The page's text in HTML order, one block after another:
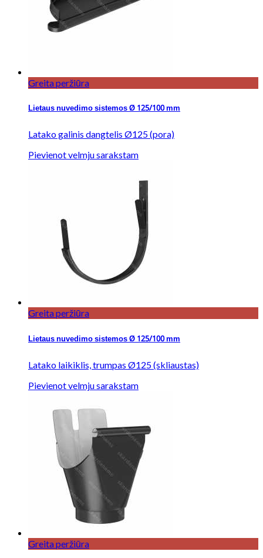
Greita peržiūra
Lietaus nuvedimo sistemos Ø 125/100 mm
Latako galinis dangtelis Ø125 (pora)
Pievienot velmju sarakstam
Greita peržiūra
Lietaus nuvedimo sistemos Ø 125/100 mm
Latako laikiklis, trumpas Ø125 (skliaustas)
Pievienot velmju sarakstam
Greita peržiūra